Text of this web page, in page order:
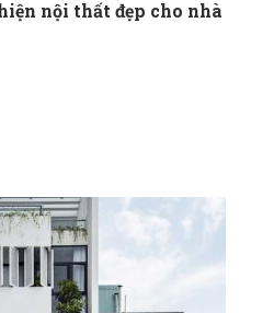
nội thất đẹp cho nhà